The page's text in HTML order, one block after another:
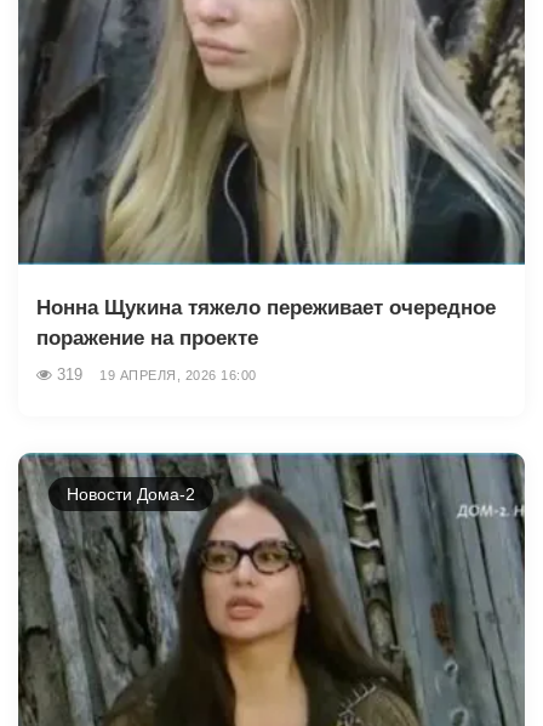
Нонна Щукина тяжело переживает очередное
поражение на проекте
319 19 АПРЕЛЯ, 2026 16:00
Новости Дома-2